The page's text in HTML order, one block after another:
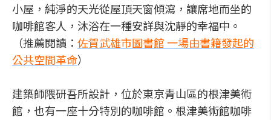
小屋，純淨的天光從屋頂天窗傾瀉，讓席地而坐的
咖啡館客人，沐浴在一種安詳與沈靜的幸福中。
（推薦閱讀： 佐賀武雄市圖書館 一場由書籍發起的
公共空間革命）
建築師隈研吾所設計，位於東京青山區的根津美術
館，也有一座十分特別的咖啡館。根津美術館咖啡